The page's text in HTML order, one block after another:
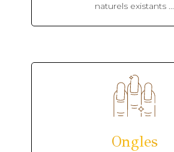
naturels existants ...
Ongles